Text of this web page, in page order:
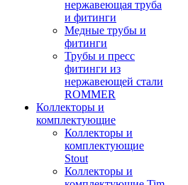
нержавеющая труба
и фитинги
Медные трубы и
фитинги
Трубы и пресс
фитинги из
нержавеющей стали
ROMMER
Коллекторы и
комплектующие
Коллекторы и
комплектующие
Stout
Коллекторы и